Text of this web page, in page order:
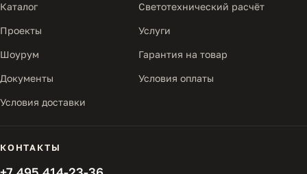
Каталог Светотехнический расчёт
Проекты Услуги
Шоурум Гарантия на товар
Документы Условия оплаты
Условия доставки
КОНТАКТЫ